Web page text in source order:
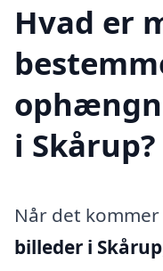
Hvad er
i Skårup?
Når det
billeder i Skårup